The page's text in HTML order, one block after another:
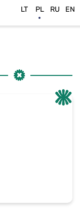
LT PL RU EN